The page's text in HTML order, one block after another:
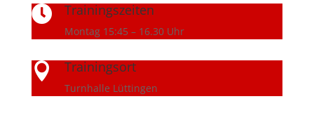
 Trainingszeiten
Montag 15:45 – 16.30 Uhr
 Trainingsort
Turnhalle Lüttingen